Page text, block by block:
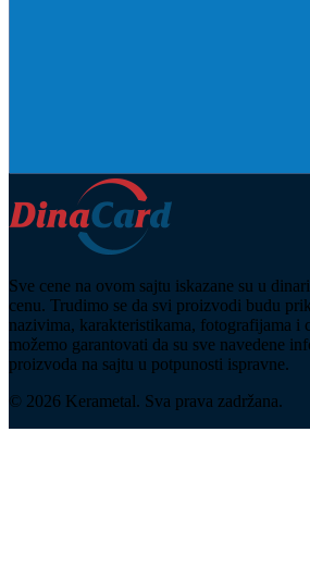
Sve cene na ovom sajtu iskazane su u
cenu. Trudimo se da svi proizvodi budu
nazivima, karakteristikama, fotografijama i
možemo garantovati da su sve navedene
proizvoda na sajtu u potpunosti ispravne.
© 2026 Kerametal. Sva prava zadržana.